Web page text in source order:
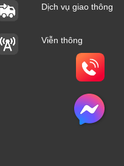
Dịch vụ giao thông
Viễn thông